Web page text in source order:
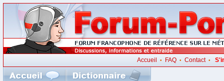
Accueil • FAQ• Contact•